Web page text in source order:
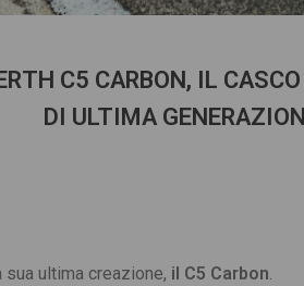
TH C5 CARBON, IL
DI ULTIMA
ultima creazione, il C5 Carbon.